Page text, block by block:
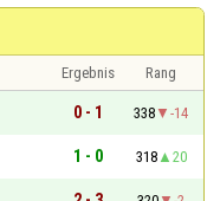
Ergebnis
Rang
0 - 1 338
-14
1 - 0 318
20